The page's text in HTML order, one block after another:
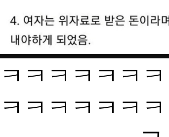
ㅋㅋㅋㅋㅋㅋ
ㅋㅋㅋㅋㅋㅋ